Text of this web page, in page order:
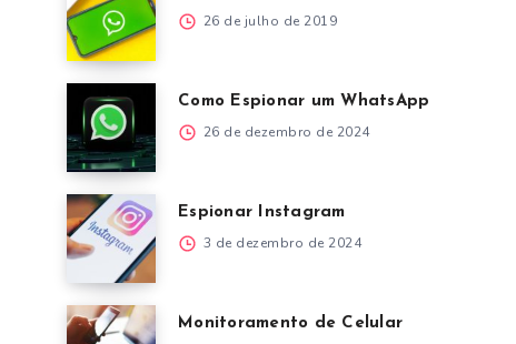
26 de julho de 2019
Como Espionar um WhatsApp
26 de dezembro de 2024
Espionar Instagram
3 de dezembro de 2024
Monitoramento de Celular